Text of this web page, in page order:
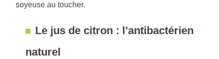
soyeuse au toucher.
Le jus de citron : l’antibactérien
naturel